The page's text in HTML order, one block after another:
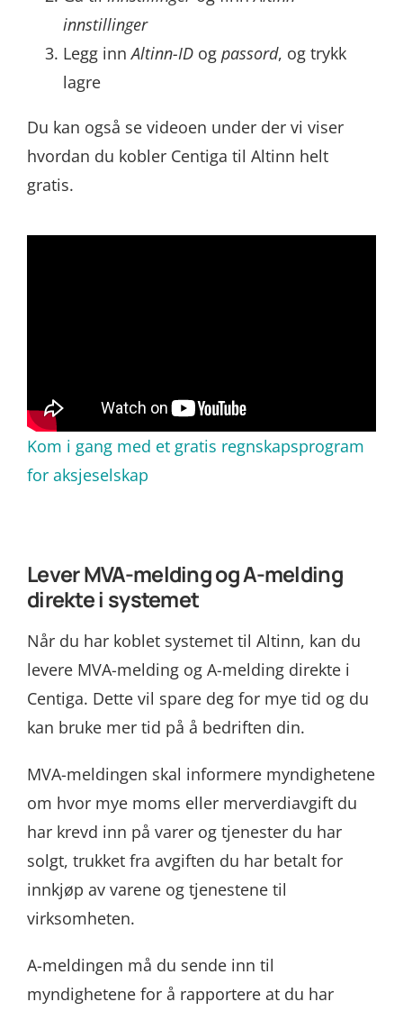
innstillinger
Legg innAltinn-IDog passord, og trykk
lagre
Du kan også se videoen under der vi viser
hvordan du kobler Centiga til Altinn helt
gratis.
Kom i gang med et gratis regnskapsprogram
for aksjeselskap
Lever MVA-melding og A-melding
direkte i systemet
Når du har koblet systemet til Altinn, kan du
levere MVA-melding og A-melding direkte i
Centiga. Dette vil spare deg for mye tid og du
kan bruke mer tid på å bedriften din.
MVA-meldingen skal informere myndighetene
om hvor mye moms eller merverdiavgift du
har krevd inn på varer og tjenester du har
solgt, trukket fra avgiften du har betalt for
innkjøp av varene og tjenestene til
virksomheten.
A-meldingen må du sende inn til
myndighetene for å rapportere at du har